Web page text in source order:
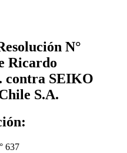
N°
Ricardo
contra SEIKO
S.A.
637